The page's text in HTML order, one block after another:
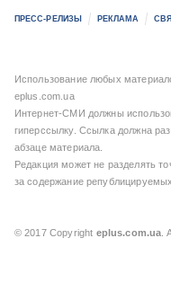
ПРЕСС-РЕЛИЗЫ РЕКЛАМА
Использование любых
eplus.com.ua
Интернет-СМИ должны
гиперссылку. Ссылка должна
абзаце материала.
Редакция может не разделять
за содержание
© 2017 Copyright eplus.com.ua.